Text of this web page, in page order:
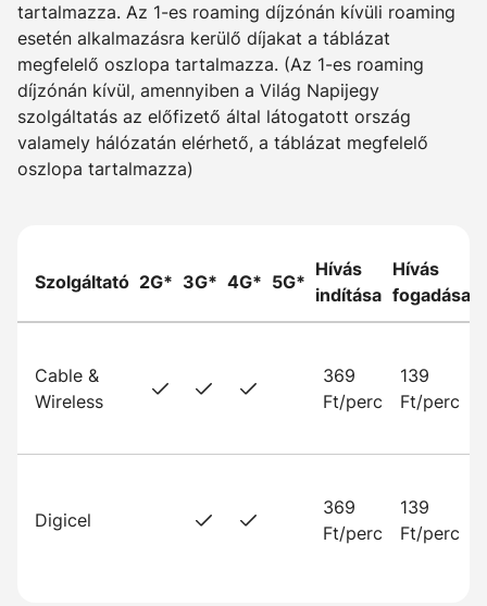
tartalmazza. Az 1-es roaming díjzónán kívüli roaming
esetén alkalmazásra kerülő díjakat a táblázat
megfelelő oszlopa tartalmazza. (Az 1-es roaming
díjzónán kívül, amennyiben a Világ Napijegy
szolgáltatás az előfizető által látogatott ország
valamely hálózatán elérhető, a táblázat megfelelő
oszlopa tartalmazza)
Szolgáltató 2G* 3G* 4G* 5G*
Hívás
indítása
Hívás
fogadása
Cable &
Wireless
369
Ft/perc
139
Ft/perc
Digicel
369
Ft/perc
139
Ft/perc